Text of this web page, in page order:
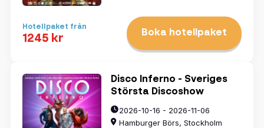
Hotellpaket från
1245 kr Boka hotellpaket
Disco Inferno - Sveriges
Största Discoshow
2026-10-16 - 2026-11-06
Hamburger Börs, Stockholm